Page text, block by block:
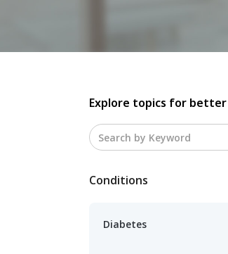
Explore topics for
Conditions
Diabetes